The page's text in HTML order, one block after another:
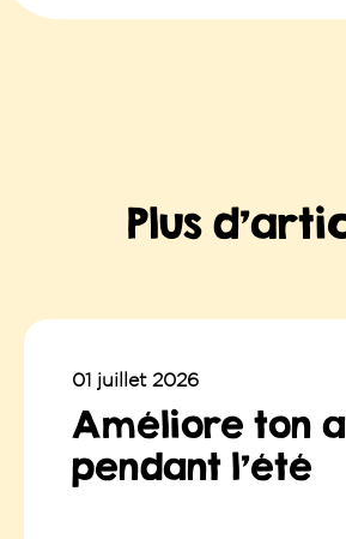
Plus
01 juillet 2026
Améliore ton
pendant l'été